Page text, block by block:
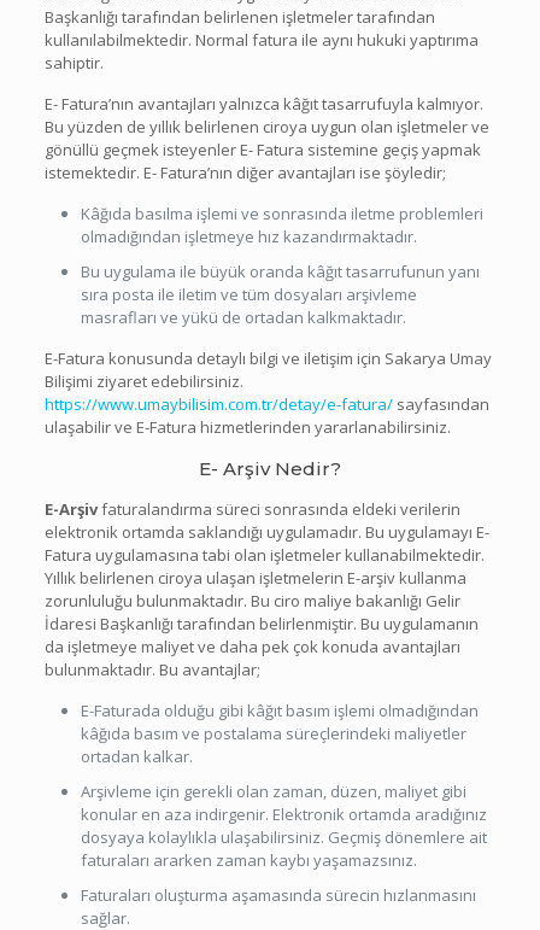
Başkanlığı tarafından belirlenen işletmeler tarafından
kullanılabilmektedir. Normal fatura ile aynı hukuki yaptırıma
sahiptir.
E- Fatura’nın avantajları yalnızca kâğıt tasarrufuyla kalmıyor.
Bu yüzden de yıllık belirlenen ciroya uygun olan işletmeler ve
gönüllü geçmek isteyenler E- Fatura sistemine geçiş yapmak
istemektedir. E- Fatura’nın diğer avantajları ise şöyledir;
Kâğıda basılma işlemi ve sonrasında iletme problemleri
olmadığından işletmeye hız kazandırmaktadır.
Bu uygulama ile büyük oranda kâğıt tasarrufunun yanı
sıra posta ile iletim ve tüm dosyaları arşivleme
masrafları ve yükü de ortadan kalkmaktadır.
E-Fatura konusunda detaylı bilgi ve iletişim için Sakarya Umay
Bilişimi ziyaret edebilirsiniz.
https://www.umaybilisim.com.tr/detay/e-fatura/sayfasından
ulaşabilir ve E-Fatura hizmetlerinden yararlanabilirsiniz.
E- Arşiv Nedir?
E-Arşivfaturalandırma süreci sonrasında eldeki verilerin
elektronik ortamda saklandığı uygulamadır. Bu uygulamayı E-
Fatura uygulamasına tabi olan işletmeler kullanabilmektedir.
Yıllık belirlenen ciroya ulaşan işletmelerin E-arşiv kullanma
zorunluluğu bulunmaktadır. Bu ciro maliye bakanlığı Gelir
İdaresi Başkanlığı tarafından belirlenmiştir. Bu uygulamanın
da işletmeye maliyet ve daha pek çok konuda avantajları
bulunmaktadır. Bu avantajlar;
E-Faturada olduğu gibi kâğıt basım işlemi olmadığından
kâğıda basım ve postalama süreçlerindeki maliyetler
ortadan kalkar.
Arşivleme için gerekli olan zaman, düzen, maliyet gibi
konular en aza indirgenir. Elektronik ortamda aradığınız
dosyaya kolaylıkla ulaşabilirsiniz. Geçmiş dönemlere ait
faturaları ararken zaman kaybı yaşamazsınız.
Faturaları oluşturma aşamasında sürecin hızlanmasını
sağlar.